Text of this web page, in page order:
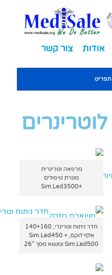
אודות צור קשר
תפריט
מרפאה וטרינרית
מנורת טיפולים
+Sim.Led3500
חדר ניתוח וטרינרי, 140+160
אלף לוקס, Sim.Led450 +
Sim.Led500 ומנשא מסך "26